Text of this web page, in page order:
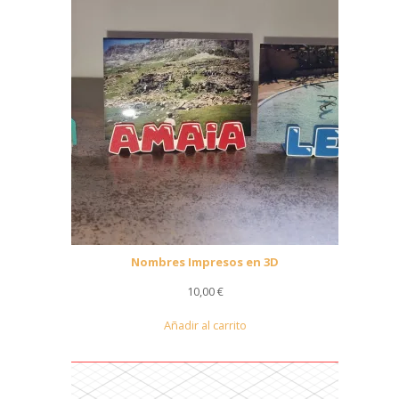
60,00 €
Nombres Impresos en 3D
10,00€
Añadir al carrito